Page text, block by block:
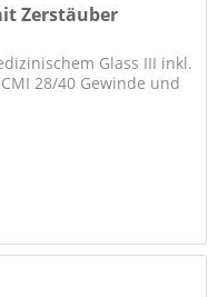
Zerstäuber
Glass III inkl.
28/40 Gewinde und